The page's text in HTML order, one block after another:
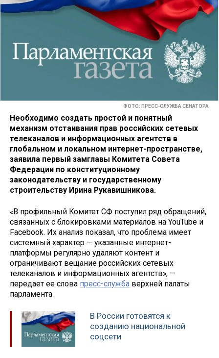
ФОТО: ПРЕСС-СЛУЖБА СЕНАТОРА
Необходимо создать простой и понятный
механизм отстаивания прав российских сетевых
телеканалов и информационных агентств в
глобальном и локальном интернет-пространстве,
заявила первый замглавы Комитета Совета
Федерации по конституционному
законодательству и государственному
строительству Ирина Рукавишникова.
«В профильный Комитет СФ поступил ряд обращений,
связанных с блокировками материалов на YouTube и
Facebook. Их анализ показал, что проблема имеет
системный характер — указанные интернет-
платформы регулярно удаляют контент и
ограничивают вещание российских сетевых
телеканалов и информационных агентств», —
передает ее слова пресс-служба верхней палаты
парламента.
В России готовятся к
созданию национальной
соцсети